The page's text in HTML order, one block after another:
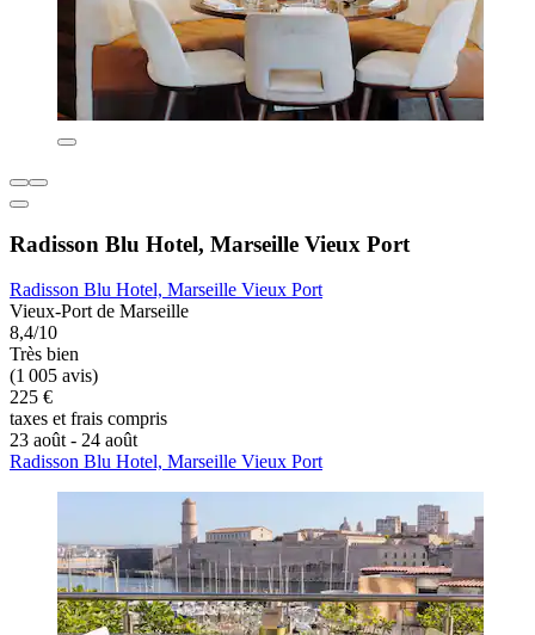
Radisson Blu Hotel, Marseille Vieux Port
Radisson Blu Hotel, Marseille Vieux Port
Vieux-Port de Marseille
8,4/10
Très bien
(1 005 avis)
225 €
taxes et frais compris
23 août - 24 août
Radisson Blu Hotel, Marseille Vieux Port